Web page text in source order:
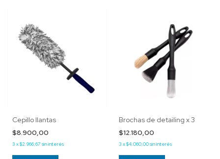
Cepillo llantas
$8.900,00
3 x$2.966,67 sin interés
Brochas de detailing x 3
$12.180,00
3 x$4.060,00sin interés